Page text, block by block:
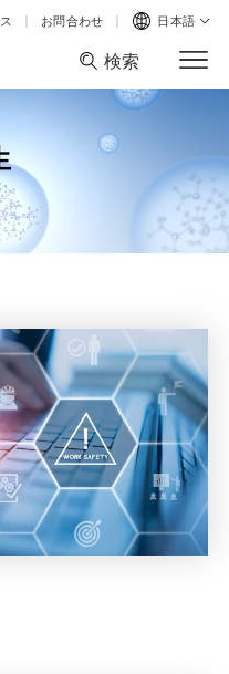
お問合わせ 日本語
検索